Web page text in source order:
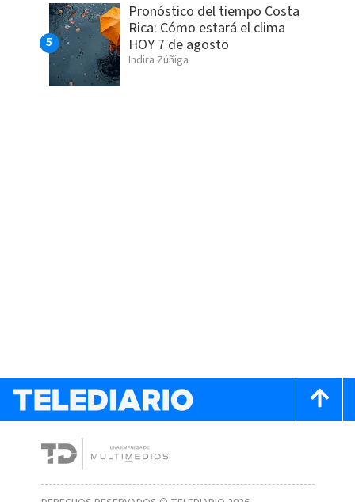
Pronóstico del tiempo Costa
Rica: Cómo estará el clima
HOY 7 de agosto
Indira Zúñiga